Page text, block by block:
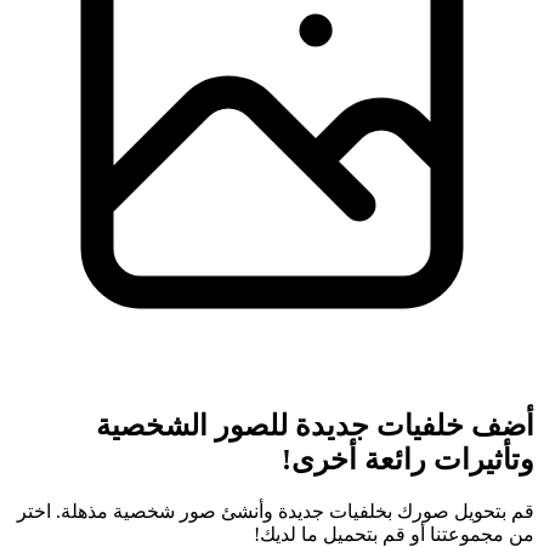
أضف خلفيات جديدة للصور الشخصية
وتأثيرات رائعة أخرى!
قم بتحويل صورك بخلفيات جديدة وأنشئ صور شخصية مذهلة. اختر
من مجموعتنا أو قم بتحميل ما لديك!